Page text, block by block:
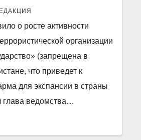
СНГ
о росте активности
организации
(запрещена в
что приведет к
для экспансии в страны
глава ведомства…